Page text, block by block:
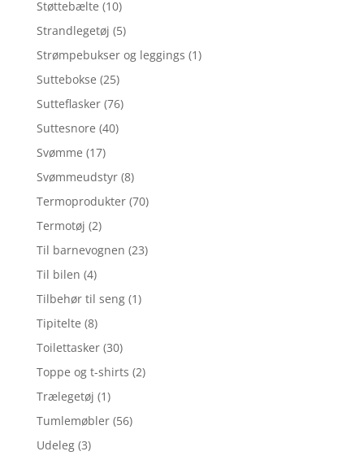
Støttebælte (10)
Strandlegetøj (5)
Strømpebukser og leggings (1)
Suttebokse (25)
Sutteflasker (76)
Suttesnore (40)
Svømme (17)
Svømmeudstyr (8)
Termoprodukter (70)
Termotøj (2)
Til barnevognen (23)
Til bilen (4)
Tilbehør til seng (1)
Tipitelte (8)
Toilettasker (30)
Toppe og t-shirts (2)
Trælegetøj (1)
Tumlemøbler (56)
Udeleg (3)